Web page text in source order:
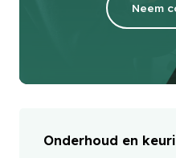
Neem
Onderhoud en